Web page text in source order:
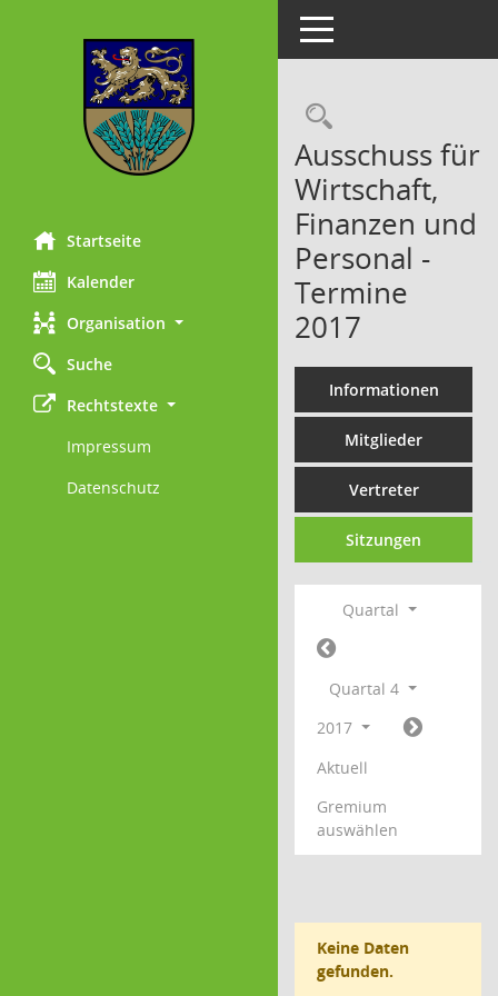
Startseite
Kalender
Organisation
Suche
Rechtstexte
Impressum
Datenschutz
Toggle navigation
Ausschuss für
Wirtschaft,
Finanzen und
Personal -
Termine
2017
Informationen
Mitglieder
Vertreter
Sitzungen
Quartal
Quartal 4
2017
Aktuell
Gremium
auswählen
Keine Daten
gefunden.